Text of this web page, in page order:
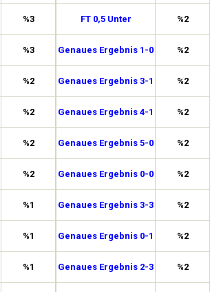
%3
%3
%2
%2
%2
%2
%1
%1
%1
FT 0,5 Unter %2
Genaues Ergebnis 1-0 %2
Genaues Ergebnis 3-1 %2
Genaues Ergebnis 4-1 %2
Genaues Ergebnis 5-0 %2
Genaues Ergebnis 0-0 %2
Genaues Ergebnis 3-3 %2
Genaues Ergebnis 0-1 %2
Genaues Ergebnis 2-3 %2